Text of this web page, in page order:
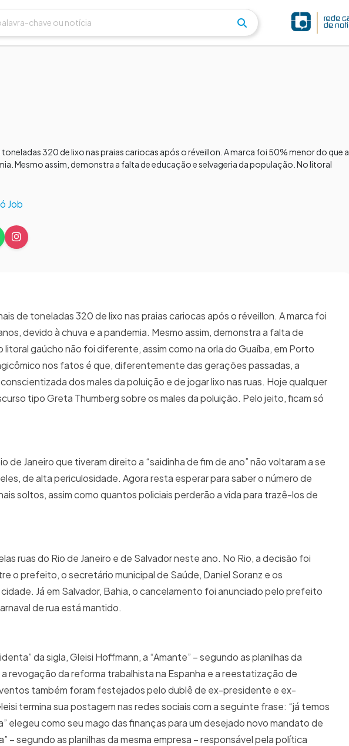
320 de lixo nas praias cariocas após o réveillon. A marca foi 50% menor do que a
Mesmo assim, demonstra a falta de educação e selvageria da população. No litoral
Job
de toneladas 320 de lixo nas praias cariocas após o réveillon. A marca foi
devido à chuva e a pandemia. Mesmo assim, demonstra a falta de
gaúcho não foi diferente, assim como na orla do Guaíba, em Porto
nos fatos é que, diferentemente das gerações passadas, a
dos males da poluição e de jogar lixo nas ruas. Hoje qualquer
tipo Greta Thumberg sobre os males da poluição. Pelo jeito, ficam só
de Janeiro que tiveram direito a “saidinha de fim de ano” não voltaram a se
de alta periculosidade. Agora resta esperar para saber o número de
soltos, assim como quantos policiais perderão a vida para trazê-los de
ruas do Rio de Janeiro e de Salvador neste ano. No Rio, a decisão foi
o prefeito, o secretário municipal de Saúde, Daniel Soranz e os
Já em Salvador, Bahia, o cancelamento foi anunciado pelo prefeito
de rua está mantido.
da sigla, Gleisi Hoffmann, a “Amante” – segundo as planilhas da
revogação da reforma trabalhista na Espanha e a reestatização de
também foram festejados pelo dublê de ex-presidente e ex-
termina sua postagem nas redes sociais com a seguinte frase: “já temos
elegeu como seu mago das finanças para um desejado novo mandato de
– segundo as planilhas da mesma empresa – responsável pela política